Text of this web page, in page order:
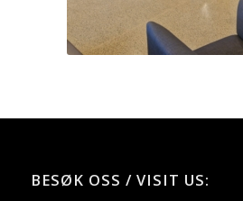
BESØK OSS / VISIT US: